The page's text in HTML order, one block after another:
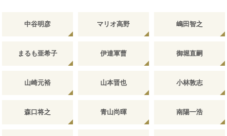
中谷明彦 マリオ高野 嶋田智之
まるも亜希子 伊達軍曹 御堀直嗣
山崎元裕 山本晋也 小林敦志
森口将之 青山尚暉 南陽一浩